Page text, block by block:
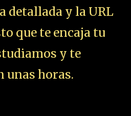
detallada y la URL
que te encaja tu
y te
unas horas.